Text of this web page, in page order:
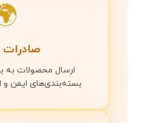
صادرات
بسته‌بندی‌های ایمن و